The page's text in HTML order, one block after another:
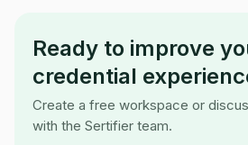
Ready to improve
credential
Create a free workspace or
with the Sertifier team.